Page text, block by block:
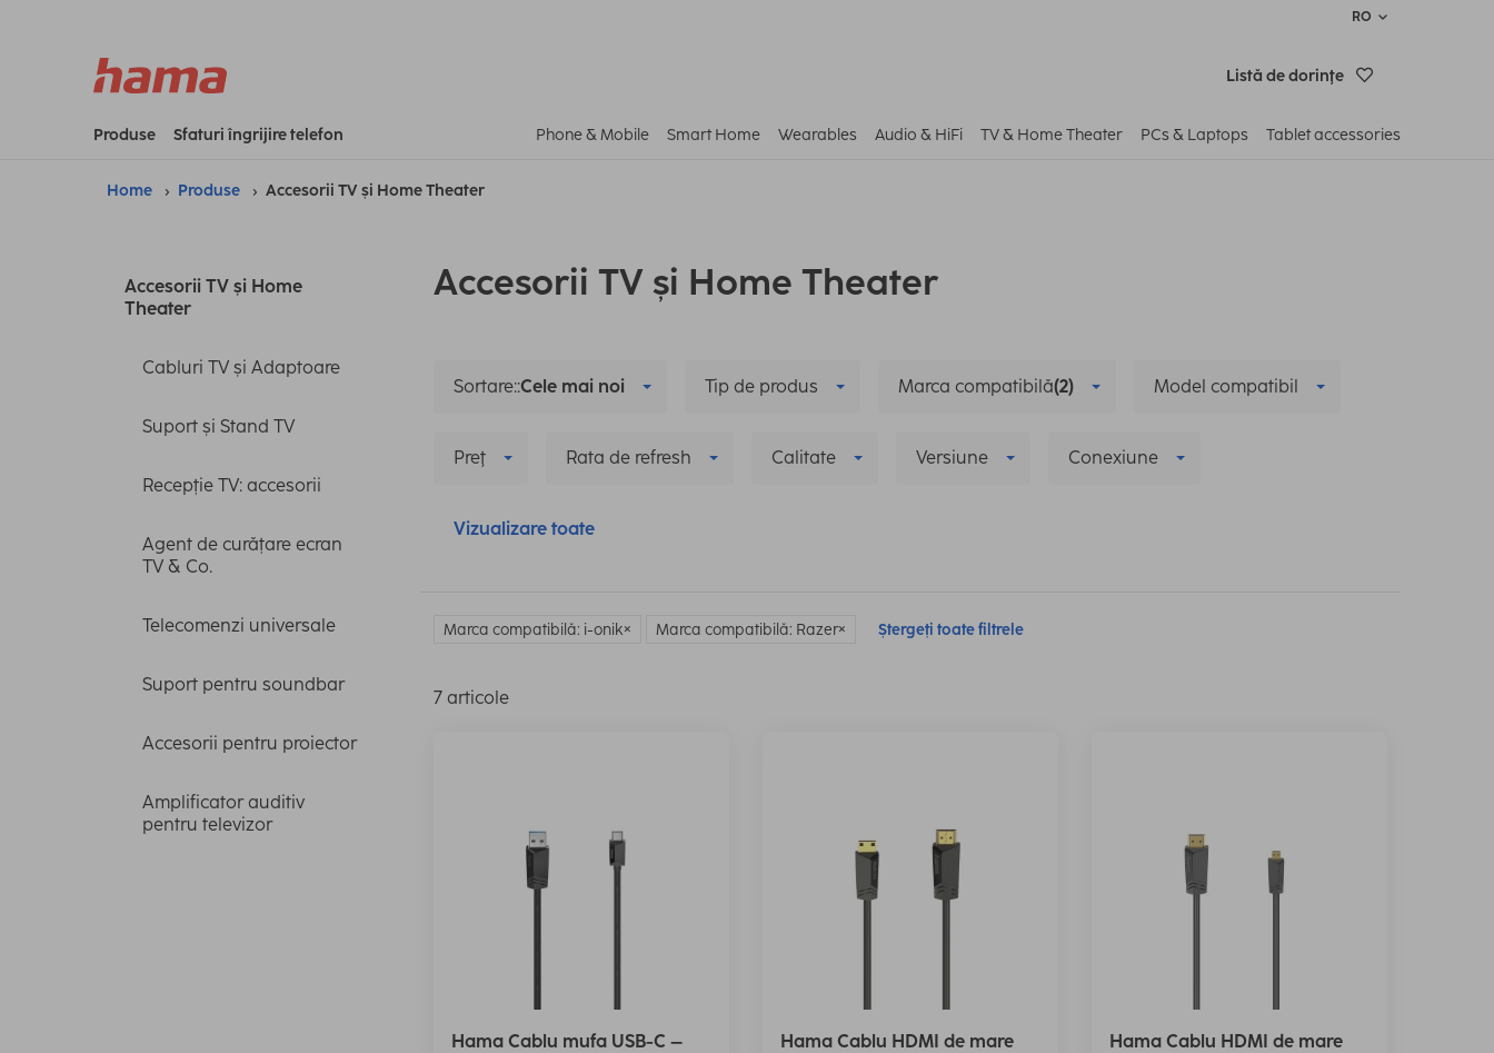
RO
Listă de dorinţe
Produse Sfaturi îngrijire telefon Phone & Mobile Smart Home Wearables Audio & HiFi TV & Home Theater PCs & Laptops Tablet accessories
Home Produse Accesorii TV și Home Theater
Accesorii TV și Home
Theater
Cabluri TV și Adaptoare
Suport și Stand TV
Recepție TV: accesorii
Agent de curățare ecran
TV & Co.
Telecomenzi universale
Suport pentru soundbar
Accesorii pentru proiector
Amplificator auditiv
pentru televizor
Accesorii TV și Home Theater
Sortare::Cele mai noi Tip de produs Marca compatibilă(2) Model compatibil
Preţ Rata de refresh Calitate Versiune Conexiune
Vizualizare toate
Marca compatibilă: i-onik Marca compatibilă: Razer Ștergeți toate filtrele
7 articole
Hama Cablu mufa USB-C –
Hama Cablu HDMI de mare
Hama Cablu HDMI de mare